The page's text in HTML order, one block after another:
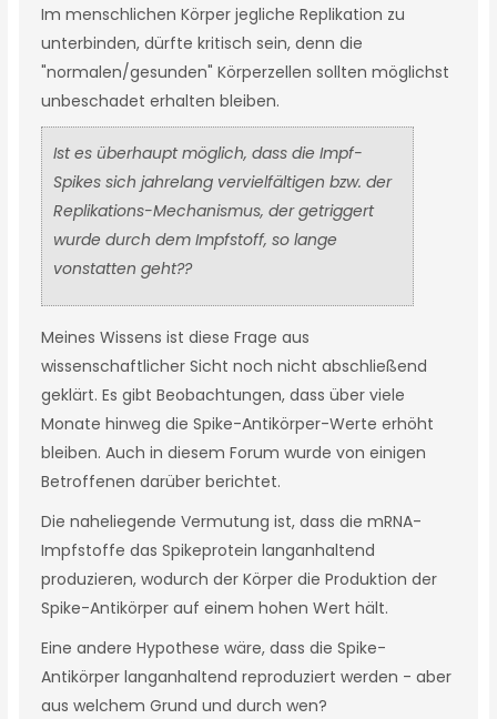
Im menschlichen Körper jegliche Replikation zu
unterbinden, dürfte kritisch sein, denn die
"normalen/gesunden" Körperzellen sollten möglichst
unbeschadet erhalten bleiben.
Ist es überhaupt möglich, dass die Impf-
Spikes sich jahrelang vervielfältigen bzw. der
Replikations-Mechanismus, der getriggert
wurde durch dem Impfstoff, so lange
vonstatten geht??
Meines Wissens ist diese Frage aus
wissenschaftlicher Sicht noch nicht abschließend
geklärt. Es gibt Beobachtungen, dass über viele
Monate hinweg die Spike-Antikörper-Werte erhöht
bleiben. Auch in diesem Forum wurde von einigen
Betroffenen darüber berichtet.
Die naheliegende Vermutung ist, dass die mRNA-
Impfstoffe das Spikeprotein langanhaltend
produzieren, wodurch der Körper die Produktion der
Spike-Antikörper auf einem hohen Wert hält.
Eine andere Hypothese wäre, dass die Spike-
Antikörper langanhaltend reproduziert werden - aber
aus welchem Grund und durch wen?